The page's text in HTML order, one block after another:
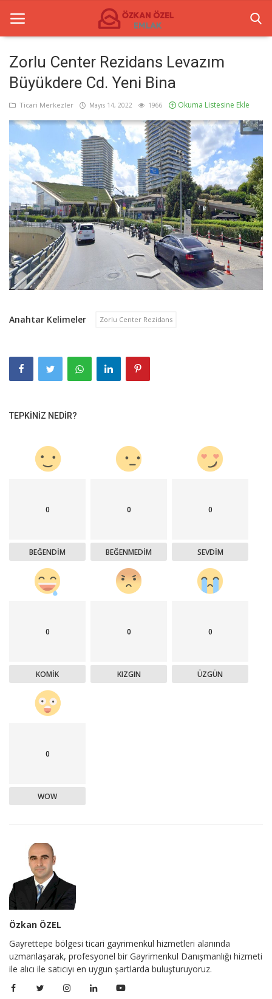
Anasayfa
Ticari Merkezler
Ticari Gayrimenkul
Türkçe
Zorlu Center Rezidans Levazım
Büyükdere Cd. Yeni Bina
Ticari Merkezler Mayıs 14, 2022 1966 Okuma Listesine Ekle
Anahtar Kelimeler Zorlu Center Rezidans
TEPKINIZ NEDIR?
0
BEĞENDIM
0
BEĞENMEDIM
0
SEVDIM
0
KOMIK
0
KIZGIN
0
ÜZGÜN
0
WOW
Özkan ÖZEL
Gayrettepe bölgesi ticari gayrimenkul hizmetleri alanında
uzmanlaşarak, profesyonel bir Gayrimenkul Danışmanlığı hizmeti
ile alıcı ile satıcıyı en uygun şartlarda buluşturuyoruz.